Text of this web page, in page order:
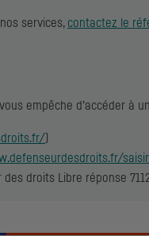
services, contactez le
empêche d’accéder à
droits Libre réponse